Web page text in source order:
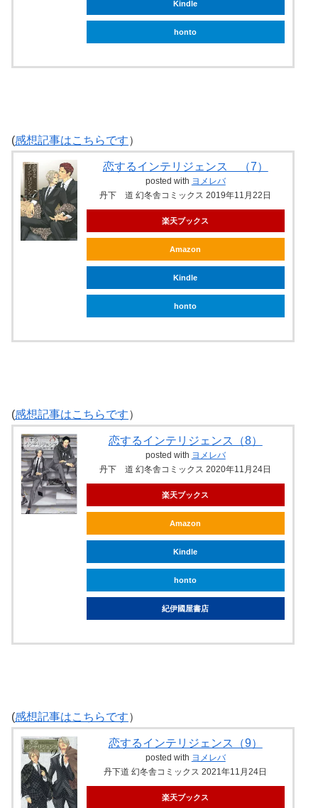
Kindle
honto
(感想記事はこちらです）
恋するインテリジェンス （7）
posted with ヨメレバ
丹下 道 幻冬舎コミックス 2019年11月22日
楽天ブックス
Amazon
Kindle
honto
(感想記事はこちらです）
恋するインテリジェンス（8）
posted with ヨメレバ
丹下 道 幻冬舎コミックス 2020年11月24日
楽天ブックス
Amazon
Kindle
honto
紀伊國屋書店
(感想記事はこちらです）
恋するインテリジェンス（9）
posted with ヨメレバ
丹下道 幻冬舎コミックス 2021年11月24日
楽天ブックス